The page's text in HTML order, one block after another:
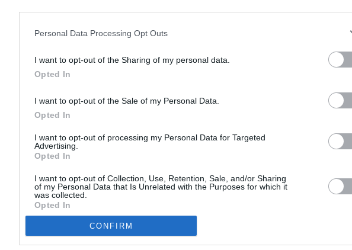
Personal Data Processing Opt Outs
I want to opt-out of the Sharing of my personal data.
Opted In
I want to opt-out of the Sale of my Personal Data.
Opted In
I want to opt-out of processing my Personal Data for Targeted
Advertising.
Opted In
I want to opt-out of Collection, Use, Retention, Sale, and/or Sharing
of my Personal Data that Is Unrelated with the Purposes for which it
was collected.
Opted In
CONFIRM
Últimas noticias
El consejero al que Ayuso señaló por la compra del ático: "Lo que no se dice es
que Madrid no tiene residencia oficial para la presidenta"
Chamberí a ayudas por los incendios
Las cifras del ático: de los honorarios de la inmobiliaria a la estimación de venta
Kiosko.net
Navega